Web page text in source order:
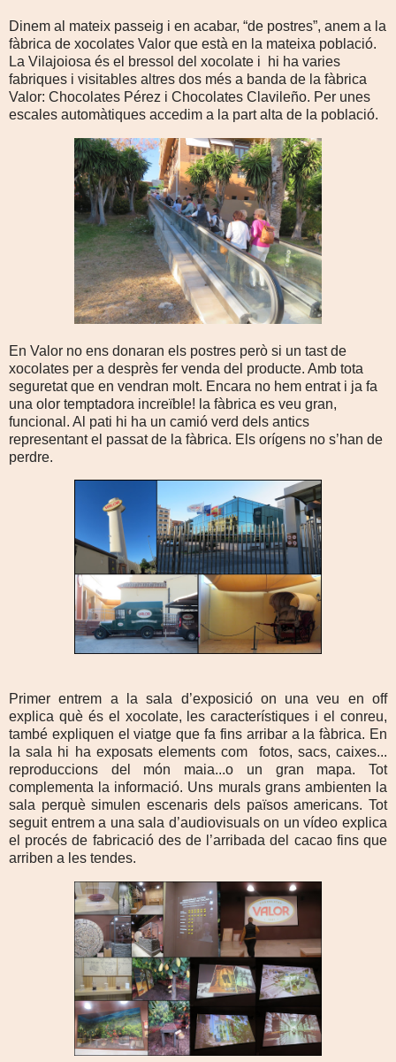
Dinem al mateix passeig i en acabar, “de postres”, anem a la
fàbrica de xocolates Valor que està en la mateixa població.
La Vilajoiosa és el bressol del xocolate i
hi ha varies
fabriques i visitables altres dos més a banda de la fàbrica
Valor: Chocolates Pérez i Chocolates Clavileño. Per unes
escales automàtiques accedim a la part alta de la població.
En Valor no ens donaran els postres però si un tast de
xocolates per a desprès fer venda del producte. Amb tota
seguretat que en vendran molt. Encara no hem entrat i ja fa
una olor temptadora increïble! la fàbrica es veu gran,
funcional. Al pati hi ha un camió verd dels antics
representant el passat de la fàbrica. Els orígens no s’han de
perdre.
Primer entrem a la sala d’exposició on una veu en off
explica què és el xocolate, les característiques i el conreu,
també expliquen el viatge que fa fins arribar a la fàbrica. En
la sala hi ha exposats elements com
fotos, sacs, caixes...
reproduccions del món maia...o un gran mapa. Tot
complementa la informació. Uns murals grans ambienten la
sala perquè simulen escenaris dels països americans. Tot
seguit entrem a una sala d’audiovisuals on un vídeo explica
el procés de fabricació des de l’arribada del cacao fins que
arriben a les tendes.